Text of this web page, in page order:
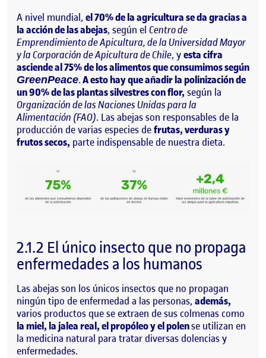
A nivel mundial, el 70% de la agricultura se da gracias a
la acción de las abejas, según el Centro de
Emprendimiento de Apicultura, de la Universidad Mayor
y la Corporación de Apicultura de Chile, yesta cifra
asciende al 75% de los alimentos que consumimos según
GreenPeace.A esto hay que añadir la polinización de
un 90% de las plantas silvestres con flor, según la
Organización de las Naciones Unidas para la
Alimentación (FAO). Las abejas son responsables de la
producción de varias especies defrutas, verduras y
frutos secos, parte indispensable de nuestra dieta.
2.1.2 El único insecto que no propaga
enfermedades a los humanos
Las abejas son los únicos insectos que no propagan
ningún tipo de enfermedad a las personas, además,
varios productos que se extraen de sus colmenas como
la miel, la jalea real, el propóleo y el polense utilizan en
la medicina natural para tratar diversas dolencias y
enfermedades.